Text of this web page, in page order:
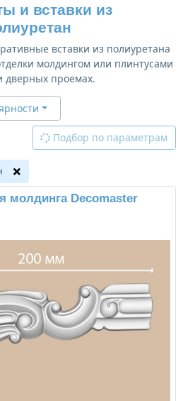
и вставки из
вставки из полиуретана
молдингом или плинтусами
дверных проемах.
Подбор по параметрам
молдинга Decomaster